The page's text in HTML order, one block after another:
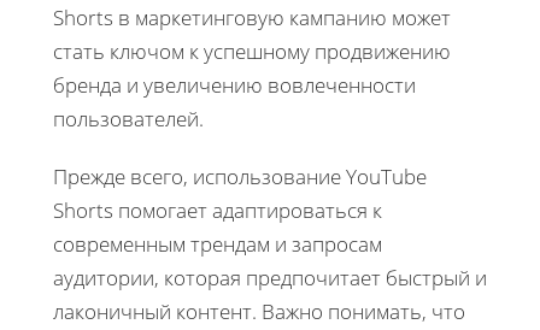
Shorts в маркетинговую кампанию может
стать ключом к успешному продвижению
бренда и увеличению вовлеченности
пользователей.
Прежде всего, использование YouTube
Shorts помогает адаптироваться к
современным трендам и запросам
аудитории, которая предпочитает быстрый и
лаконичный контент. Важно понимать, что